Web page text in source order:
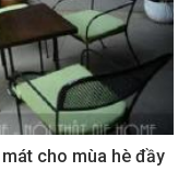
cho mùa hè đầy